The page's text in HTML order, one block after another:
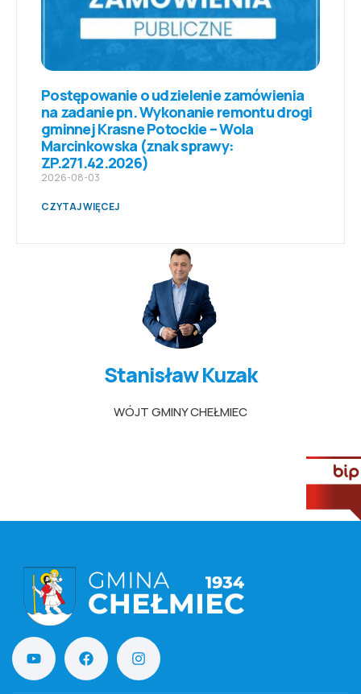
Postępowanie o udzielenie zamówienia
na zadanie pn. Wykonanie remontu drogi
gminnej Krasne Potockie – Wola
Marcinkowska (znak sprawy:
ZP.271.42.2026)
2026-08-03
CZYTAJ WIĘCEJ
Stanisław Kuzak
WÓJT GMINY CHEŁMIEC